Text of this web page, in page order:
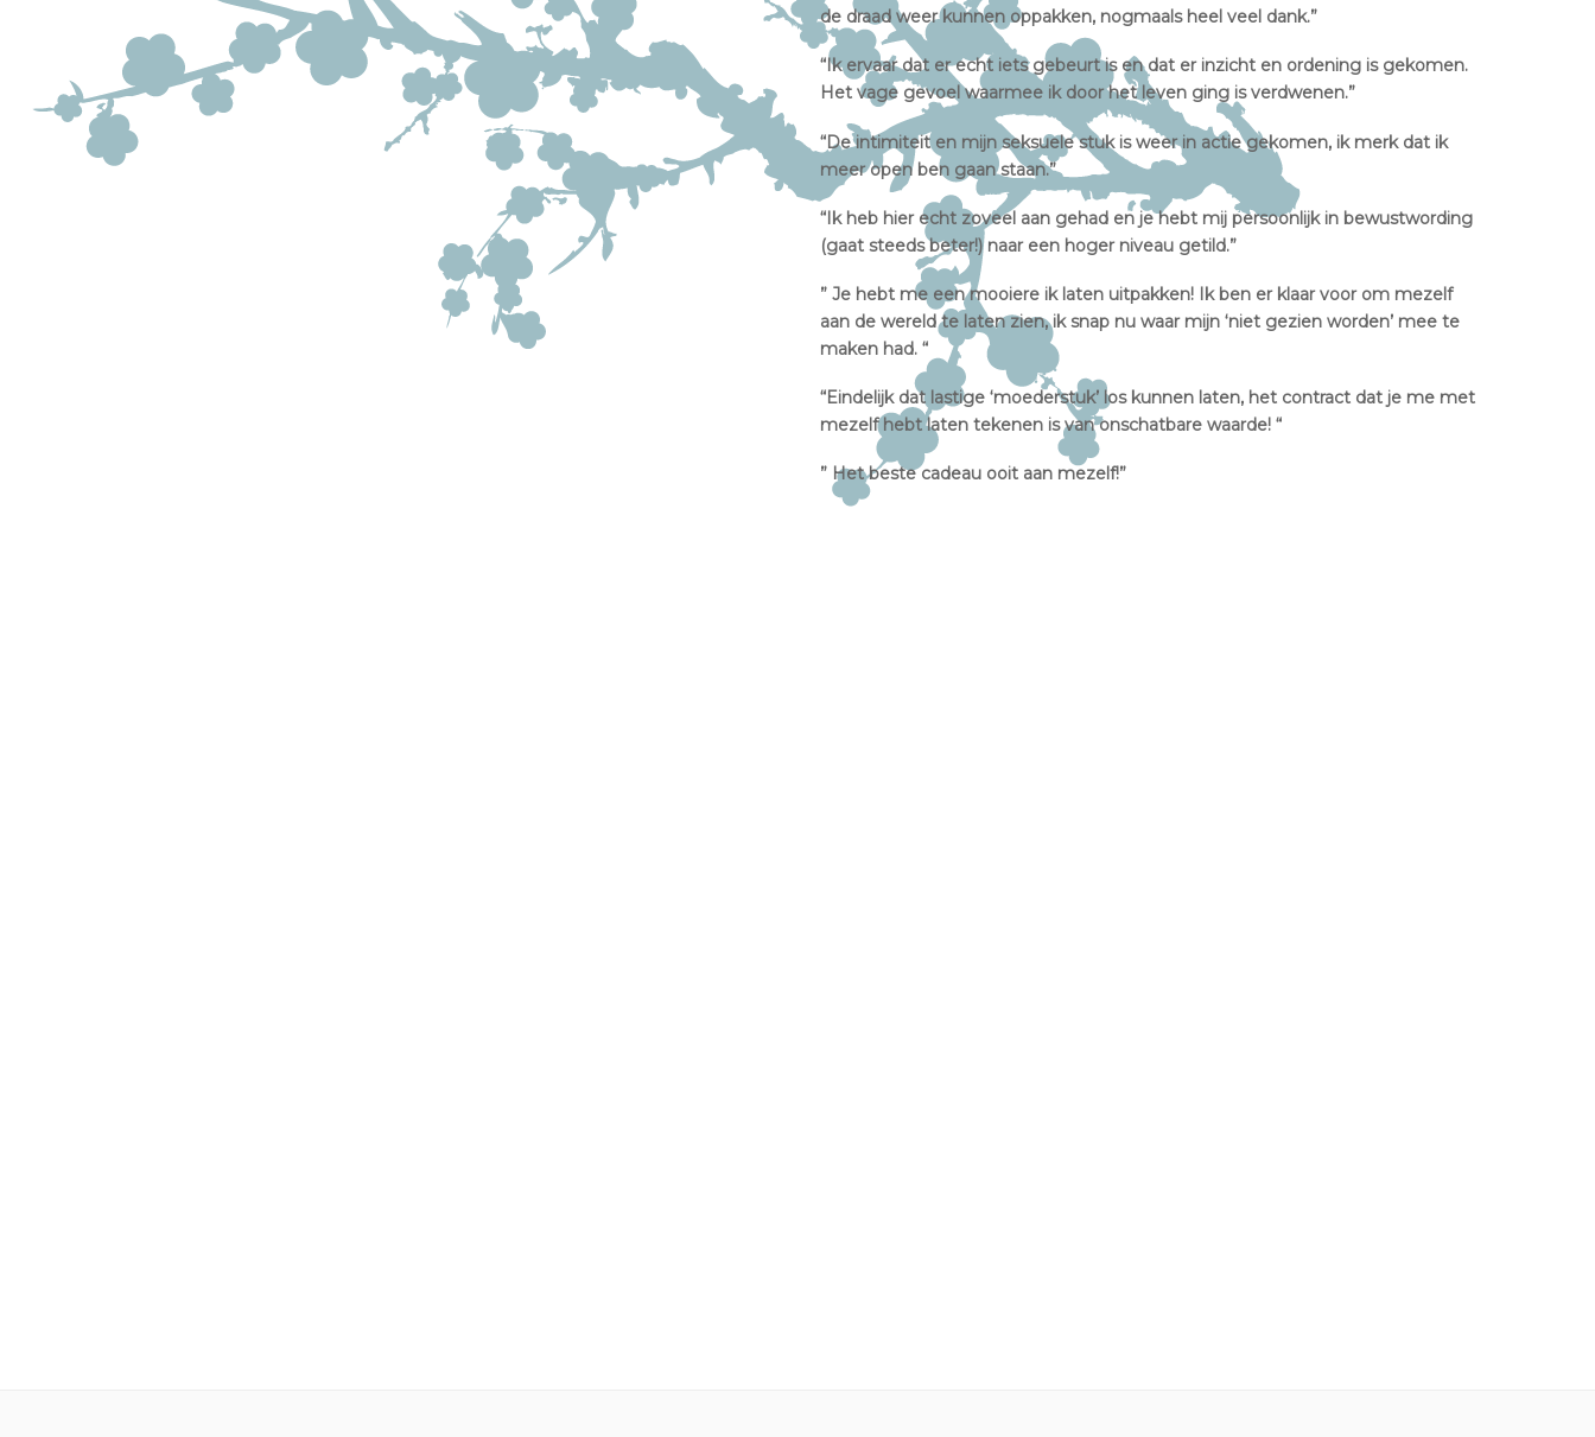
de draad weer kunnen oppakken, nogmaals heel veel dank.”
“Ik ervaar dat er echt iets gebeurt is en dat er inzicht en ordening is gekomen.
Het vage gevoel waarmee ik door het leven ging is verdwenen.”
“De intimiteit en mijn seksuele stuk is weer in actie gekomen, ik merk dat ik
meer open ben gaan staan.”
“Ik heb hier echt zoveel aan gehad en je hebt mij persoonlijk in bewustwording
(gaat steeds beter!) naar een hoger niveau getild.”
” Je hebt me een mooiere ik laten uitpakken! Ik ben er klaar voor om mezelf
aan de wereld te laten zien, ik snap nu waar mijn ‘niet gezien worden’ mee te
maken had. “
“Eindelijk dat lastige ‘moederstuk’ los kunnen laten, het contract dat je me met
mezelf hebt laten tekenen is van onschatbare waarde! “
” Het beste cadeau ooit aan mezelf!”